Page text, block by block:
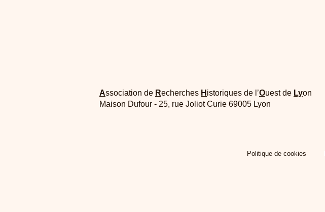
Association de Recherches H istoriques de l’Ouest de Lyon
Maison Dufour - 25, rue Joliot Curie 69005 Lyon
Politique de cookies